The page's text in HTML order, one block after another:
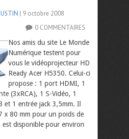
| 9 octobre 2008
0 COMMENTAIRES
Nos amis du site Le Monde
Numérique testent pour
vous le vidéoprojecteur HD
Ready Acer H5350. Celui-ci
propose : 1 port HDMI, 1
(3xRCA), 1 S-Vidéo, 1
et 1 entrée jack 3,5mm. Il
x 80 mm pour un poids de
disponible pour environ